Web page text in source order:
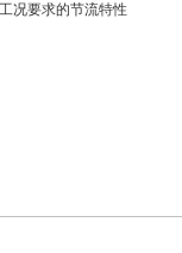
况要求的节流特性